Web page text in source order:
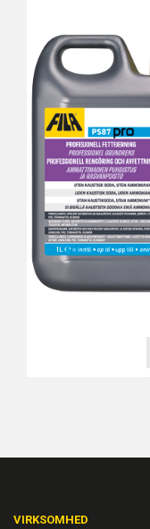
VIRKSOMHED